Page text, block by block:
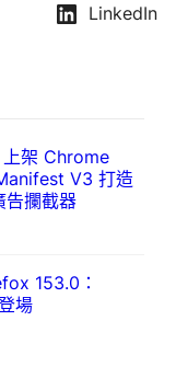
LinkedIn
架 Chrome
V3 打造
告攔截器
153.0：
場